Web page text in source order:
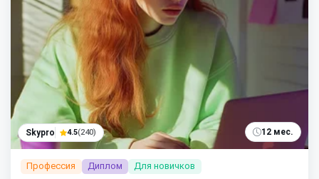
Skypro 4.5(240) 12 мес.
Профессия Диплом Для новичков